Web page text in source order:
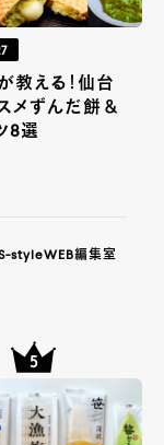
教える！仙台
メずんだ餅＆
8選
styleWEB編集室